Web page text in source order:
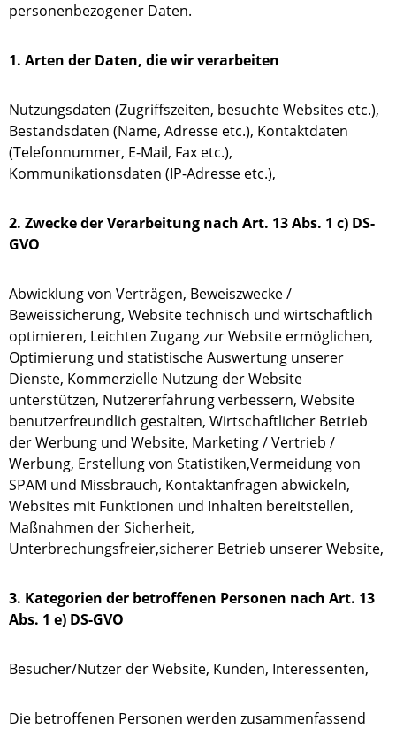
personenbezogener Daten.
1. Arten der Daten, die wir verarbeiten
Nutzungsdaten (Zugriffszeiten, besuchte Websites etc.),
Bestandsdaten (Name, Adresse etc.), Kontaktdaten
(Telefonnummer, E-Mail, Fax etc.),
Kommunikationsdaten (IP-Adresse etc.),
2. Zwecke der Verarbeitung nach Art. 13 Abs. 1 c) DS-
GVO
Abwicklung von Verträgen, Beweiszwecke /
Beweissicherung, Website technisch und wirtschaftlich
optimieren, Leichten Zugang zur Website ermöglichen,
Optimierung und statistische Auswertung unserer
Dienste, Kommerzielle Nutzung der Website
unterstützen, Nutzererfahrung verbessern, Website
benutzerfreundlich gestalten, Wirtschaftlicher Betrieb
der Werbung und Website, Marketing / Vertrieb /
Werbung, Erstellung von Statistiken,Vermeidung von
SPAM und Missbrauch, Kontaktanfragen abwickeln,
Websites mit Funktionen und Inhalten bereitstellen,
Maßnahmen der Sicherheit,
Unterbrechungsfreier,sicherer Betrieb unserer Website,
3. Kategorien der betroffenen Personen nach Art. 13
Abs. 1 e) DS-GVO
Besucher/Nutzer der Website, Kunden, Interessenten,
Die betroffenen Personen werden zusammenfassend